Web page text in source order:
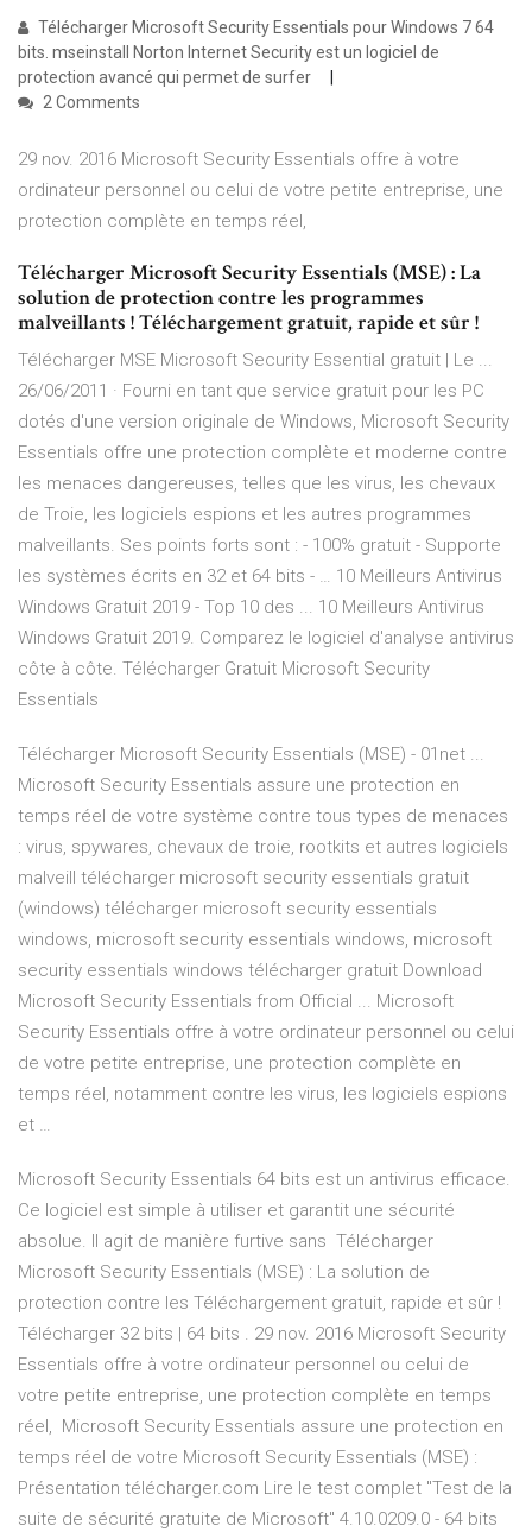
Télécharger Microsoft Security Essentials pour Windows 7 64
bits. mseinstall Norton Internet Security est un logiciel de
protection avancé qui permet de surfer
2 Comments
29 nov. 2016 Microsoft Security Essentials offre à votre
ordinateur personnel ou celui de votre petite entreprise, une
protection complète en temps réel,
Télécharger Microsoft Security Essentials (MSE) : La
solution de protection contre les programmes
malveillants ! Téléchargement gratuit, rapide et sûr !
Télécharger MSE Microsoft Security Essential gratuit | Le ...
26/06/2011 · Fourni en tant que service gratuit pour les PC
dotés d'une version originale de Windows, Microsoft Security
Essentials offre une protection complète et moderne contre
les menaces dangereuses, telles que les virus, les chevaux
de Troie, les logiciels espions et les autres programmes
malveillants. Ses points forts sont : - 100% gratuit - Supporte
les systèmes écrits en 32 et 64 bits - … 10 Meilleurs Antivirus
Windows Gratuit 2019 - Top 10 des ... 10 Meilleurs Antivirus
Windows Gratuit 2019. Comparez le logiciel d'analyse antivirus
côte à côte. Télécharger Gratuit Microsoft Security
Essentials
Télécharger Microsoft Security Essentials (MSE) - 01net ...
Microsoft Security Essentials assure une protection en
temps réel de votre système contre tous types de menaces
: virus, spywares, chevaux de troie, rootkits et autres logiciels
malveill télécharger microsoft security essentials gratuit
(windows) télécharger microsoft security essentials
windows, microsoft security essentials windows, microsoft
security essentials windows télécharger gratuit Download
Microsoft Security Essentials from Official ... Microsoft
Security Essentials offre à votre ordinateur personnel ou celui
de votre petite entreprise, une protection complète en
temps réel, notamment contre les virus, les logiciels espions
et …
Microsoft Security Essentials 64 bits est un antivirus efficace.
Ce logiciel est simple à utiliser et garantit une sécurité
absolue. Il agit de manière furtive sans Télécharger
Microsoft Security Essentials (MSE) : La solution de
protection contre les Téléchargement gratuit, rapide et sûr !
Télécharger 32 bits | 64 bits . 29 nov. 2016 Microsoft Security
Essentials offre à votre ordinateur personnel ou celui de
votre petite entreprise, une protection complète en temps
réel, Microsoft Security Essentials assure une protection en
temps réel de votre Microsoft Security Essentials (MSE) :
Présentation télécharger.com Lire le test complet "Test de la
suite de sécurité gratuite de Microsoft" 4.10.0209.0 - 64 bits